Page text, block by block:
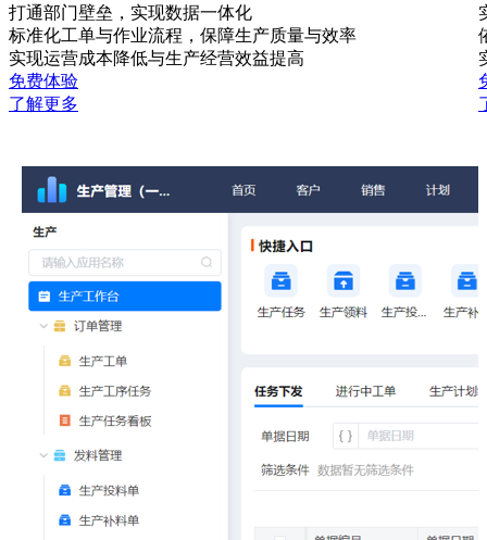
打通部门壁垒，实现数据一体化
标准化工单与作业流程，保障生产质量与效率
实现运营成本降低与生产经营效益提高
免费体验
了解更多